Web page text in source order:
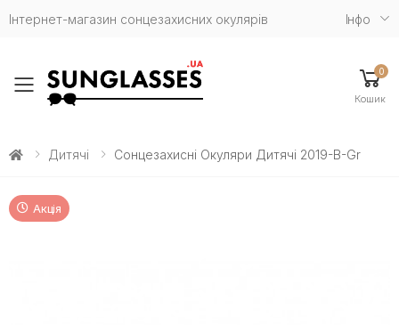
Інтернет-магазин сонцезахисних окулярів Iнфо
Toggle mobile menu
0
Кошик
Дитячі Сонцезахисні Окуляри Дитячі 2019-B-Gr
Акція